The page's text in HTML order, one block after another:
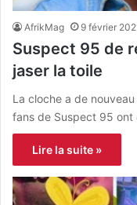
AfrikMag 9 février
Suspect 95 de
jaser la toile
La cloche a de
fans de Suspect 95 ont
Lire la suite »